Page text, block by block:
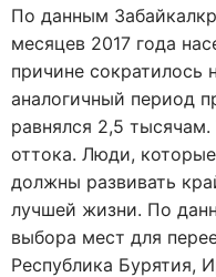
По данным
месяцев 2017 года
причине сократилось
аналогичный период
равнялся 2,5
оттока. Люди,
должны развивать
лучшей жизни. По
выбора мест для
Республика Бурятия,